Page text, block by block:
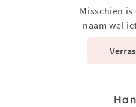
Misschien is
naam wel